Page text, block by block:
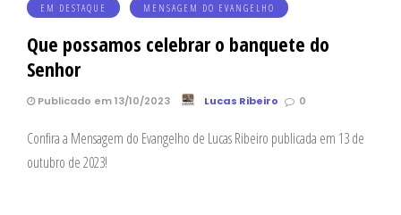
EM DESTAQUE MENSAGEM DO EVANGELHO
Que possamos celebrar o banquete do
Senhor
Publicado em 13/10/2023 Lucas Ribeiro 0
Confira a Mensagem do Evangelho de Lucas Ribeiro publicada em 13 de
outubro de 2023!